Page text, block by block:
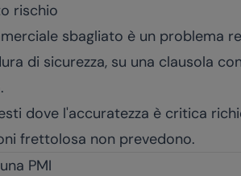
rischio
sbagliato è un problema
di sicurezza, su una clausola
dove l'accuratezza è critica
frettolosa non prevedono.
PMI